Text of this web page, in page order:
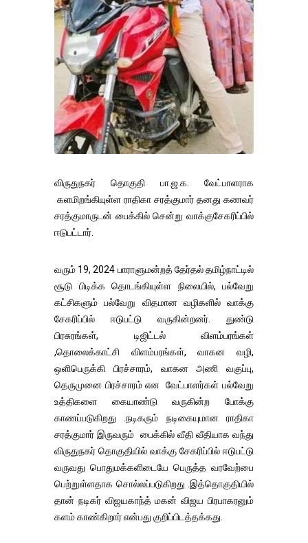
விருதுநகர் தொகுதி பா.ஜ.க. வேட்பாளராக
களமிறங்கியுள்ள ராதிகா சரத்குமார் தனது கணவர்
சரத்குமாருடன் பைக்கில் சென்று வாக்குசேகரிப்பில்
ஈடுபட்டார்.
வரும் 19, 2024 பாராளுமன்றத் தேர்தல் தமிழ்நாட்டில்
சூடு பிடிக்க தொடங்கியுள்ள நிலையில், பல்வேறு
கட்சிகளும் பல்வேறு விதமான வழிகளில் வாக்கு
சேகரிப்பில் ஈடுபட்டு வருகின்றனர். துண்டு
பிரசுரங்கள், டிஜிட்டல் விளம்பரங்கள்
,தொலைக்காட்சி விளம்பரங்கள், வாகன வழி,
ஒளிபெருக்கி பிரச்சாரம், வாகன அணி வகுப்பு,
தெருமுனை பிரச்சாரம் என வேட்பாளர்கள் பல்வேறு
உத்திகளை கையாண்டு வருகின்ற போக்கு
காணப்படுகிறது .நடிகரும் நடிகையுமான ராதிகா
சரத்குமார் இருவரும் பைக்கில் வீதி வீதியாக வந்து
விருதுநகர் தொகுதியில் வாக்கு சேகரிப்பில் ஈடுபட்டு
வருவது பொதுமக்களிடையே பெருத்த வரவேற்பை
பெற்றுள்ளதாக சொல்லப்படுகிறது .இத்தொகுதியில்
தான் நடிகர் விஜயகாந்த் மகன் விஜய பிரபாகரனும்
களம் காண்கிறார் என்பது குறிப்பிடத்தக்கது.